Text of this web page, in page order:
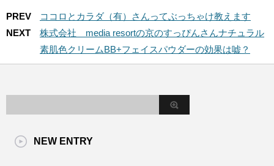
PREV
ココロとカラダ（有）さんってぶっちゃけ教えます
NEXT
株式会社 media resortの京のすっぴんさんナチュラル
素肌色クリームBB+フェイスパウダーの効果は嘘？
NEW ENTRY